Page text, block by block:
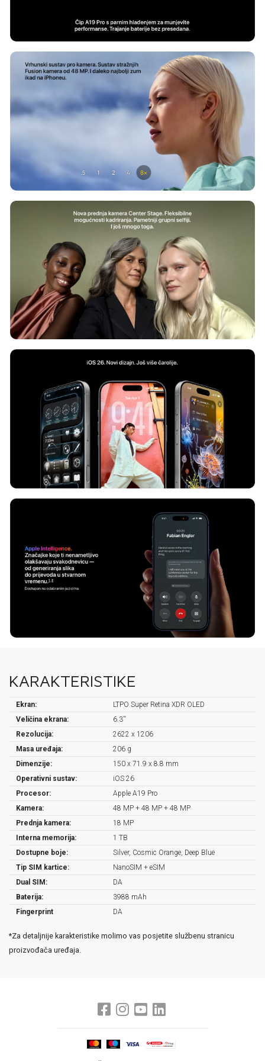
KARAKTERISTIKE
Ekran:
LTPO Super Retina XDR OLED
Veličina ekrana:
6.3''
Rezolucija:
2622 x 1206
Masa uređaja:
206 g
Dimenzije:
150 x 71.9 x 8.8 mm
Operativni sustav:
iOS 26
Procesor:
Apple A19 Pro
Kamera:
48 MP + 48 MP + 48 MP
Prednja kamera:
18 MP
Interna memorija:
1 TB
Dostupne boje:
Silver, Cosmic Orange, Deep Blue
Tip SIM kartice:
NanoSIM + eSIM
Dual SIM:
DA
Baterija:
3988 mAh
Fingerprint
DA
*Za detaljnije karakteristike molimo vas posjetite službenu stranicu
proizvođača uređaja.